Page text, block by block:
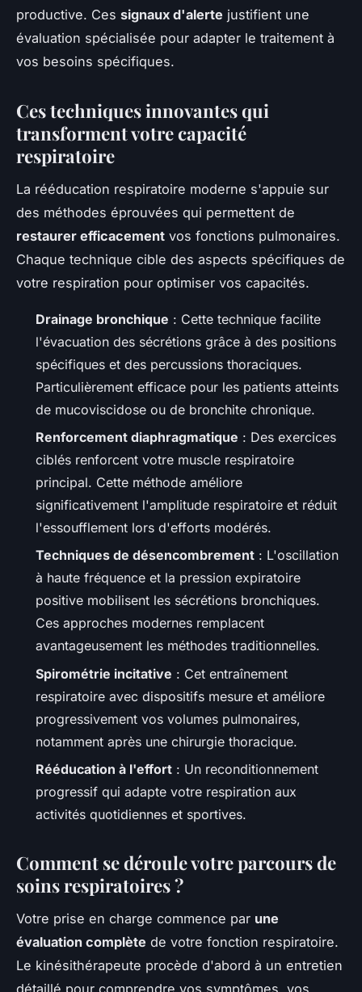
productive. Ces signaux d'alerte justifient une
évaluation spécialisée pour adapter le traitement à
vos besoins spécifiques.
Ces techniques innovantes qui
transforment votre capacité
respiratoire
La rééducation respiratoire moderne s'appuie sur
des méthodes éprouvées qui permettent de
restaurer efficacement vos fonctions pulmonaires.
Chaque technique cible des aspects spécifiques de
votre respiration pour optimiser vos capacités.
Drainage bronchique : Cette technique facilite
l'évacuation des sécrétions grâce à des positions
spécifiques et des percussions thoraciques.
Particulièrement efficace pour les patients atteints
de mucoviscidose ou de bronchite chronique.
Renforcement diaphragmatique : Des exercices
ciblés renforcent votre muscle respiratoire
principal. Cette méthode améliore
significativement l'amplitude respiratoire et réduit
l'essoufflement lors d'efforts modérés.
Techniques de désencombrement : L'oscillation
à haute fréquence et la pression expiratoire
positive mobilisent les sécrétions bronchiques.
Ces approches modernes remplacent
avantageusement les méthodes traditionnelles.
Spirométrie incitative : Cet entraînement
respiratoire avec dispositifs mesure et améliore
progressivement vos volumes pulmonaires,
notamment après une chirurgie thoracique.
Rééducation à l'effort : Un reconditionnement
progressif qui adapte votre respiration aux
activités quotidiennes et sportives.
Comment se déroule votre parcours de
soins respiratoires ?
Votre prise en charge commence par une
évaluation complète de votre fonction respiratoire.
Le kinésithérapeute procède d'abord à un entretien
détaillé pour comprendre vos symptômes, vos